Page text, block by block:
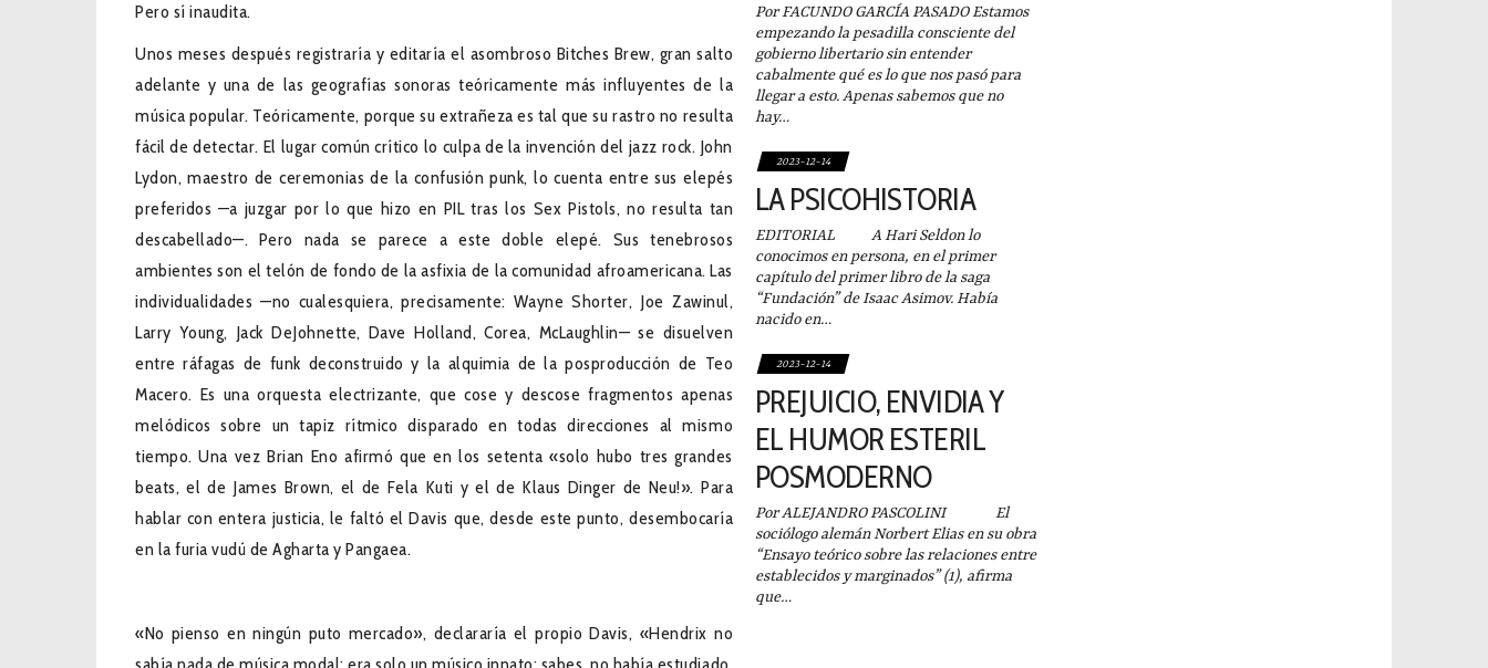
Pero sí inaudita.
Unos meses después registraría y editaría el asombroso Bitches Brew, gran salto
adelante y una de las geografías sonoras teóricamente más influyentes de la
música popular. Teóricamente, porque su extrañeza es tal que su rastro no resulta
fácil de detectar. El lugar común crítico lo culpa de la invención del jazz rock. John
Lydon, maestro de ceremonias de la confusión punk, lo cuenta entre sus elepés
preferidos —a juzgar por lo que hizo en PIL tras los Sex Pistols, no resulta tan
descabellado—. Pero nada se parece a este doble elepé. Sus tenebrosos
ambientes son el telón de fondo de la asfixia de la comunidad afroamericana. Las
individualidades —no cualesquiera, precisamente: Wayne Shorter, Joe Zawinul,
Larry Young, Jack DeJohnette, Dave Holland, Corea, McLaughlin— se disuelven
entre ráfagas de funk deconstruido y la alquimia de la posproducción de Teo
Macero. Es una orquesta electrizante, que cose y descose fragmentos apenas
melódicos sobre un tapiz rítmico disparado en todas direcciones al mismo
tiempo. Una vez Brian Eno afirmó que en los setenta «solo hubo tres grandes
beats, el de James Brown, el de Fela Kuti y el de Klaus Dinger de Neu!». Para
hablar con entera justicia, le faltó el Davis que, desde este punto, desembocaría
en la furia vudú de Agharta y Pangaea.
«No pienso en ningún puto mercado», declararía el propio Davis, «Hendrix no
Por FACUNDO GARCÍA PASADO Estamos
empezando la pesadilla consciente del
gobierno libertario sin entender
cabalmente qué es lo que nos pasó para
llegar a esto. Apenas sabemos que no
hay…
2023-12-14
LA PSICOHISTORIA
EDITORIAL A Hari Seldon lo
conocimos en persona, en el primer
capítulo del primer libro de la saga
“Fundación” de Isaac Asimov. Había
nacido en…
2023-12-14
PREJUICIO, ENVIDIA Y
EL HUMOR ESTERIL
POSMODERNO
Por ALEJANDRO PASCOLINI El
sociólogo alemán Norbert Elias en su obra
“Ensayo teórico sobre las relaciones entre
establecidos y marginados” (1), afirma
que…